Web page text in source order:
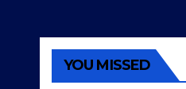
YOU MISSED